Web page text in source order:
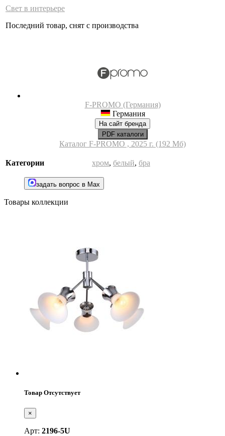
Свет в интерьере
Последний товар, снят с производства
F-PROMO (Германия)
Германия
На сайт бренда
PDF каталоги
Каталог F-PROMO , 2025 г. (192 Мб)
Категории хром, белый, бра
задать вопрос в Max
Товары коллекции
Товар Отсутствует
×
Арт: 2196-5U